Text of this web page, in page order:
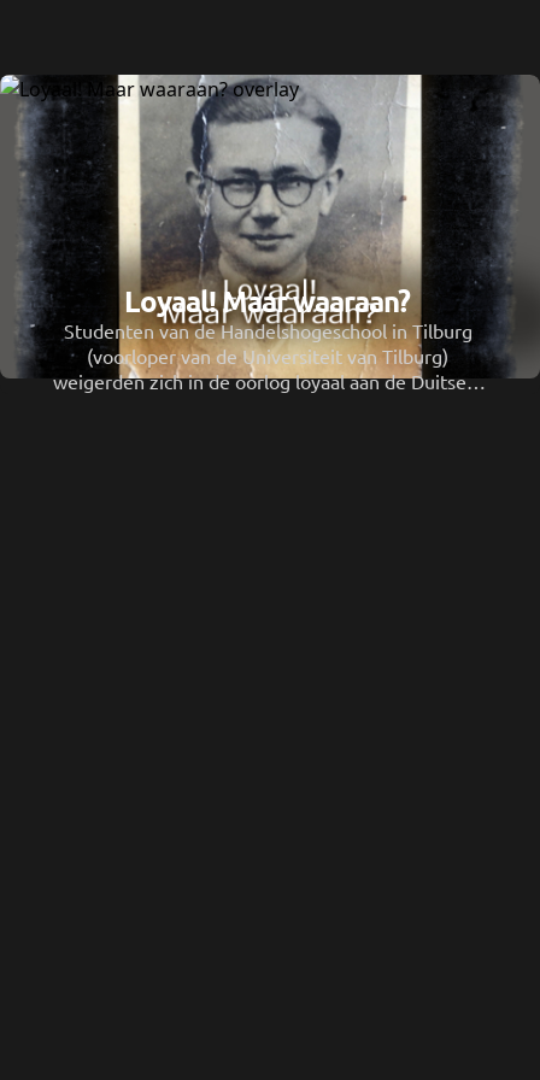
Loyaal! Maar waaraan?
Studenten van de Handelshogeschool in Tilburg
(voorloper van de Universiteit van Tilburg)
weigerden zich in de oorlog loyaal aan de Duitsers